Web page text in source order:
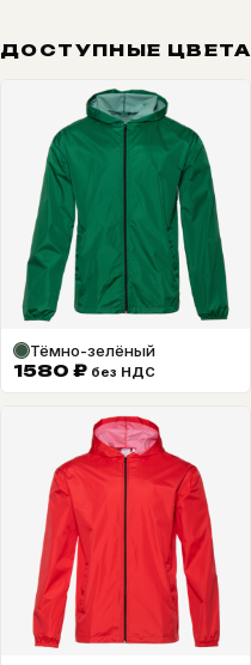
ДОСТУПНЫЕ ЦВЕТА
Тёмно-зелёный
1580 ₽ без НДС